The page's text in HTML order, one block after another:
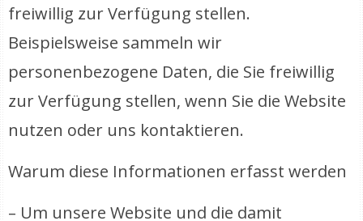
freiwillig zur Verfügung stellen.
Beispielsweise sammeln wir
personenbezogene Daten, die Sie freiwillig
zur Verfügung stellen, wenn Sie die Website
nutzen oder uns kontaktieren.
Warum diese Informationen erfasst werden
– Um unsere Website und die damit